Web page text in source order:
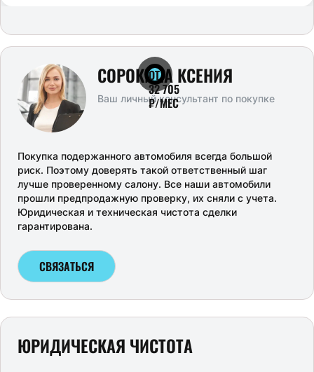
СОРОКИНА КСЕНИЯ
Ваш личный консультант по покупке
Покупка подержанного автомобиля всегда большой
риск. Поэтому доверять такой ответственный шаг
лучше проверенному салону. Все наши автомобили
прошли предпродажную проверку, их сняли с учета.
Юридическая и техническая чистота сделки
гарантирована.
СВЯЗАТЬСЯ
ЮРИДИЧЕСКАЯ ЧИСТОТА
ОТ
32 705
₽/МЕС